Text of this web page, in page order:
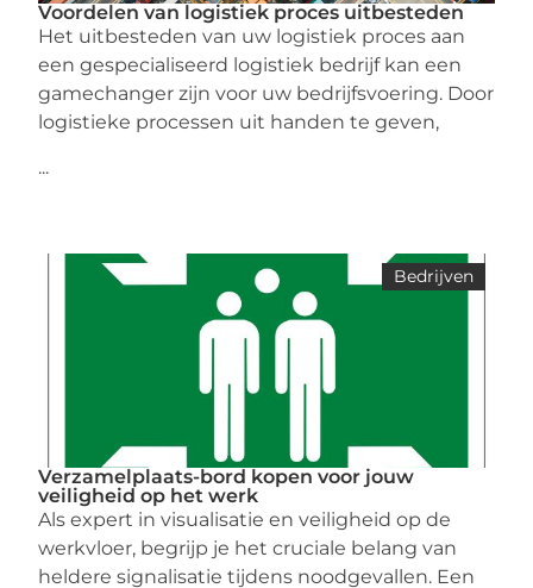
Voordelen van logistiek proces uitbesteden
Het uitbesteden van uw logistiek proces aan
een gespecialiseerd logistiek bedrijf kan een
gamechanger zijn voor uw bedrijfsvoering. Door
logistieke processen uit handen te geven,
...
Bedrijven
Verzamelplaats-bord kopen voor jouw
veiligheid op het werk
Als expert in visualisatie en veiligheid op de
werkvloer, begrijp je het cruciale belang van
heldere signalisatie tijdens noodgevallen. Een